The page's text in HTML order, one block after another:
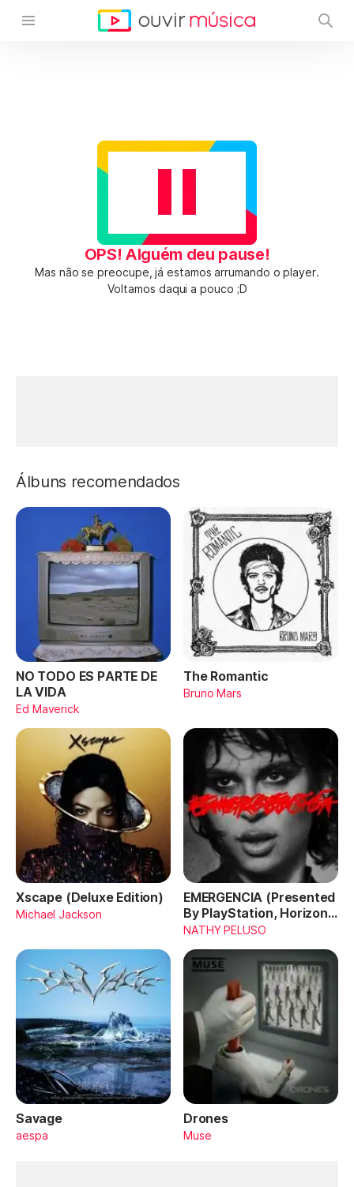
OPS! Alguém deu pause!
Mas não se preocupe, já estamos arrumando o player.
Voltamos daqui a pouco ;D
Álbuns recomendados
NO TODO ES PARTE DE
LA VIDA
Ed Maverick
The Romantic
Bruno Mars
Xscape (Deluxe Edition)
Michael Jackson
EMERGENCIA (Presented
By PlayStation, Horizon
Forbidden West)
NATHY PELUSO
Savage
aespa
Drones
Muse